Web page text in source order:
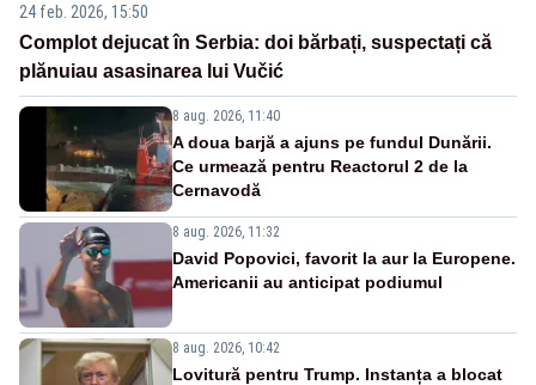
24 feb. 2026, 15:50
Complot dejucat în Serbia: doi bărbați, suspectați că
plănuiau asasinarea lui Vučić
8 aug. 2026, 11:40
A doua barjă a ajuns pe fundul Dunării.
Ce urmează pentru Reactorul 2 de la
Cernavodă
8 aug. 2026, 11:32
David Popovici, favorit la aur la Europene.
Americanii au anticipat podiumul
8 aug. 2026, 10:42
Lovitură pentru Trump. Instanța a blocat